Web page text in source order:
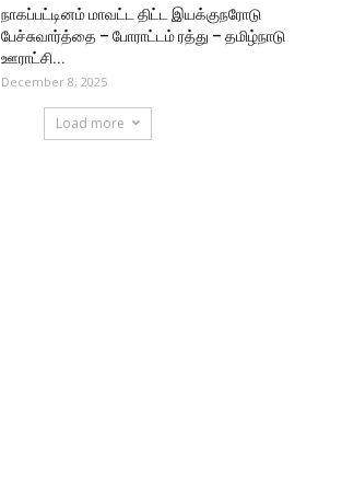
நாகப்பட்டினம் மாவட்ட திட்ட இயக்குநரோடு
பேச்சுவார்த்தை – போராட்டம் ரத்து – தமிழ்நாடு
ஊராட்சி...
December 8, 2025
Load more